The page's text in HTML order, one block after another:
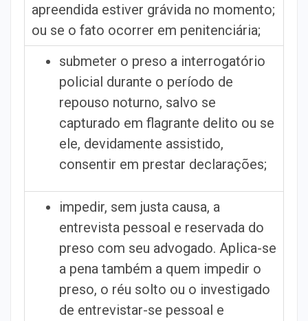
apreendida estiver grávida no momento;
ou se o fato ocorrer em penitenciária;
submeter o preso a interrogatório
policial durante o período de
repouso noturno, salvo se
capturado em flagrante delito ou se
ele, devidamente assistido,
consentir em prestar declarações;
impedir, sem justa causa, a
entrevista pessoal e reservada do
preso com seu advogado. Aplica-se
a pena também a quem impedir o
preso, o réu solto ou o investigado
de entrevistar-se pessoal e